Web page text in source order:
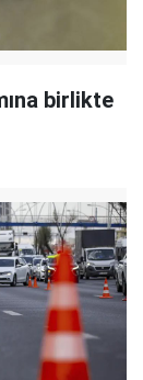
birlikte